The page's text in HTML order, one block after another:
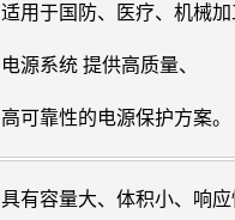
适用于国防、医疗、机械
电源系统 提供高质量、
高可靠性的电源保护方案。
具有容量大、体积小、响